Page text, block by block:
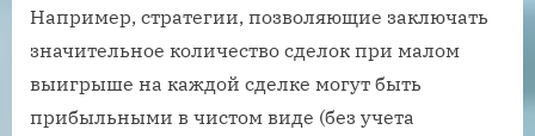
Например, стратегии, позволяющие заключать
значительное количество сделок при малом
выигрыше на каждой сделке могут быть
прибыльными в чистом виде (без учета